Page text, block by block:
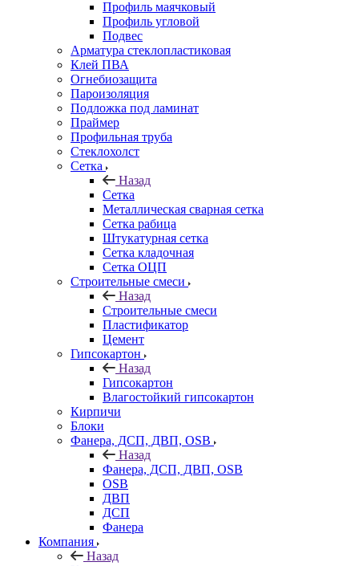
Профиль маячковый
Профиль угловой
Подвес
Арматура стеклопластиковая
Клей ПВА
Огнебиозащита
Пароизоляция
Подложка под ламинат
Праймер
Профильная труба
Стеклохолст
Сетка
Назад
Сетка
Металлическая сварная сетка
Сетка рабица
Штукатурная сетка
Сетка кладочная
Сетка ОЦП
Строительные смеси
Назад
Строительные смеси
Пластификатор
Цемент
Гипсокартон
Назад
Гипсокартон
Влагостойкий гипсокартон
Кирпичи
Блоки
Фанера, ДСП, ДВП, OSB
Назад
Фанера, ДСП, ДВП, OSB
OSB
ДВП
ДСП
Фанера
Компания
Назад